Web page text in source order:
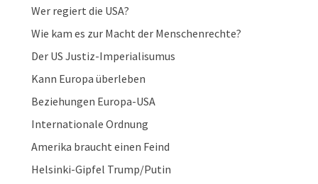
Wer regiert die USA?
Wie kam es zur Macht der Menschenrechte?
Der US Justiz-Imperialisumus
Kann Europa überleben
Beziehungen Europa-USA
Internationale Ordnung
Amerika braucht einen Feind
Helsinki-Gipfel Trump/Putin